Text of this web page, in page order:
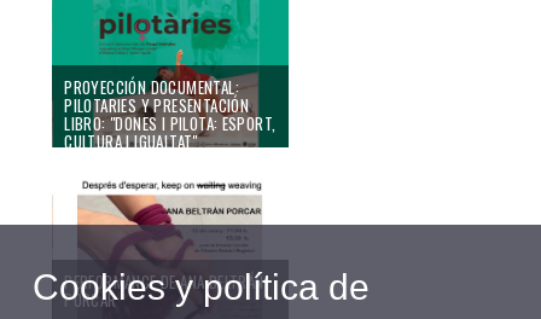
PROYECCIÓN DOCUMENTAL:
PILOTARIES Y PRESENTACIÓN
LIBRO: "DONES I PILOTA: ESPORT,
CULTURA I IGUALTAT"
PERFORMANCE DE ANA BELTRÁN
PORCAR
Cookies y política de